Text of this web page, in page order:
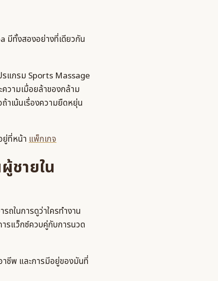
มีทั้งสองอย่างที่เดียวกัน
แกรม Sports Massage
วามเมื่อยล้าของกล้าม
าเน้นเรื่องความยืดหยุ่น
ยู่ที่หน้าแพ็กเกจ
ชายใน
ในการดูว่าใครทำงาน
รแว็กซ์ควบคู่กับการนวด
ชีพ และการมีอยู่ของมันที่